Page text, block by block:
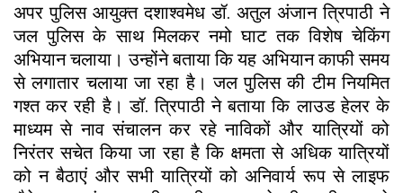
अपर पुलिस आयुक्त दशाश्वमेध डॉ. अतुल अंजान त्रिपाठी ने
जल पुलिस के साथ मिलकर नमो घाट तक विशेष चेकिंग
अभियान चलाया। उन्होंने बताया कि यह अभियान काफी समय
से लगातार चलाया जा रहा है। जल पुलिस की टीम नियमित
गश्त कर रही है। डॉ. त्रिपाठी ने बताया कि लाउड हेलर के
माध्यम से नाव संचालन कर रहे नाविकों और यात्रियों को
निरंतर सचेत किया जा रहा है कि क्षमता से अधिक यात्रियों
को न बैठाएं और सभी यात्रियों को अनिवार्य रूप से लाइफ